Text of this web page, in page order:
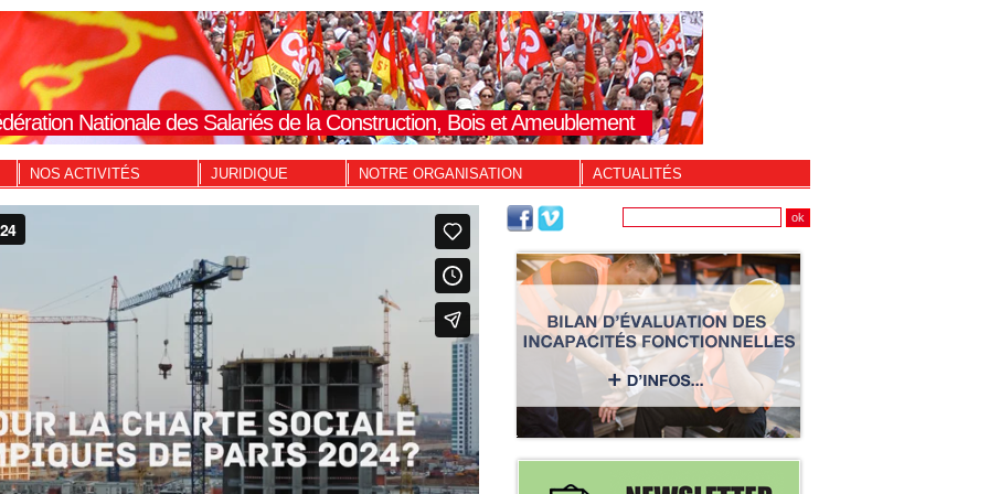
Nationale des Salariés de la Construction, Bois et Ameublement
NOS ACTIVITÉS JURIDIQUE NOTRE ORGANISATION ACTUALITÉS